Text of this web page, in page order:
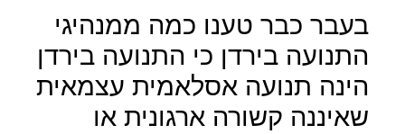
בעבר כבר טענו כמה ממנהיגי
התנועה בירדן כי התנועה בירדן
הינה תנועה אסלאמית עצמאית
שאיננה קשורה ארגונית או